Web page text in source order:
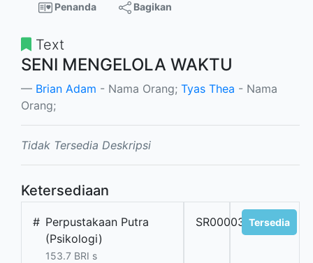
Penanda Bagikan
Text
SENI MENGELOLA WAKTU
Brian Adam - Nama Orang; Tyas Thea - Nama
Orang;
Tidak Tersedia Deskripsi
Ketersediaan
# Perpustakaan Putra
(Psikologi)
153.7 BRI s
SR0000314Tersedia